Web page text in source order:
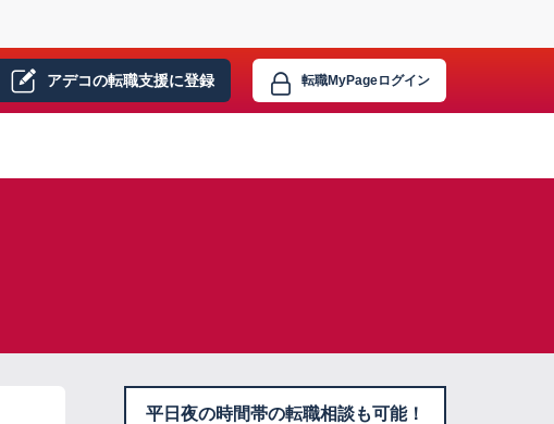
アデコの転職支援に登録 転職MyPageログイン
平日夜の時間帯の転職相談も可能！